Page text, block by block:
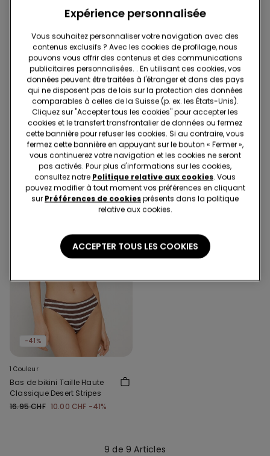
-41%
1 Couleur
Bas de Bikini Brésilien
Lacets Desert Stripes
16.95 CHF 10.00 CHF-41%
-37%
1 Couleur
Haut de Bikini Push-up
Légèrement Rembourré
Desert Stripes
23.95 CHF 15.00 CHF-37%
-41%
1 Couleur
Bas de bikini Taille Haute
Classique Desert Stripes
16.95 CHF 10.00 CHF -41%
9 de 9 Articles
Expérience personnalisée
Vous souhaitez personnaliser votre navigation avec des
contenus exclusifs ? Avec les cookies de profilage, nous
pouvons vous offrir des contenus et des communications
publicitaires personnalisées. . En utilisant ces cookies, vos
données peuvent être traitées à l'étranger et dans des pays
qui ne disposent pas de lois sur la protection des données
comparables à celles de la Suisse (p. ex. les États-Unis).
Cliquez sur "Accepter tous les cookies" pour accepter les
cookies et le transfert transfrontalier de données ou fermez
cette bannière pour refuser les cookies. Si au contraire, vous
fermez cette bannière en appuyant sur le bouton « Fermer »,
vous continuerez votre navigation et les cookies ne seront
pas activés. Pour plus d'informations sur les cookies,
consultez notre Politique relative aux cookies. Vous
pouvez modifier à tout moment vos préférences en cliquant
sur Préférences de cookiesprésents dans la politique
relative aux cookies.
ACCEPTER TOUS LES COOKIES